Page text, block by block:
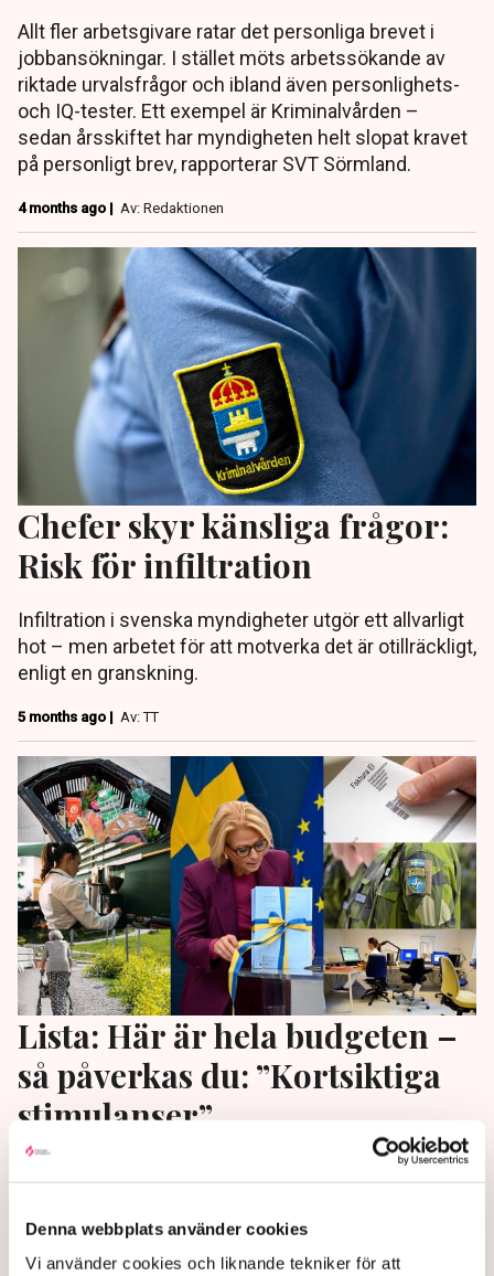
Denna webbplats använder cookies
Vi använder cookies och liknande tekniker för att
Allt fler arbetsgivare ratar det personliga brevet i
jobbansökningar. I stället möts arbetssökande av
riktade urvalsfrågor och ibland även personlighets-
och IQ-tester. Ett exempel är Kriminalvården –
sedan årsskiftet har myndigheten helt slopat kravet
på personligt brev, rapporterar SVT Sörmland.
4 months ago | Av: Redaktionen
Chefer skyr känsliga frågor:
Risk för infiltration
Infiltration i svenska myndigheter utgör ett allvarligt
hot – men arbetet för att motverka det är otillräckligt,
enligt en granskning.
5 months ago | Av: TT
Lista: Här är hela budgeten –
så påverkas du: ”Kortsiktiga
stimulanser”
Flera näringslivsföreträdare kritiserar budgeten för
”Regeringen hade behövt rikta insatserna där det